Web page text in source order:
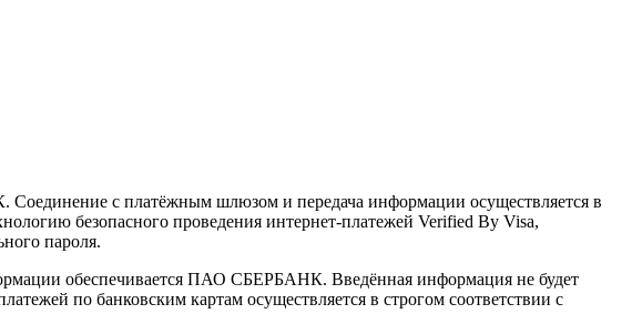
с платёжным шлюзом и передача информации осуществляется в
безопасного проведения интернет-платежей Verified By Visa,
пароля.
обеспечивается ПАО СБЕРБАНК. Введённая информация не будет
по банковским картам осуществляется в строгом соответствии с